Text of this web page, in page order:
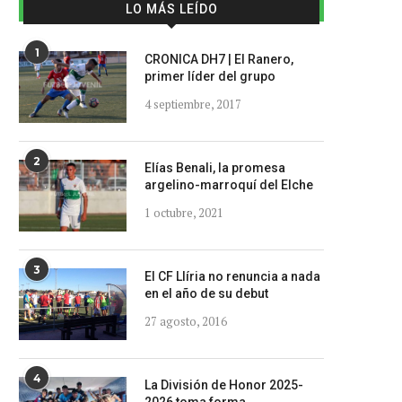
LO MÁS LEÍDO
1
CRONICA DH7 | El Ranero,
primer líder del grupo
4 septiembre, 2017
2
Elías Benali, la promesa
argelino-marroquí del Elche
1 octubre, 2021
3
El CF Llíria no renuncia a nada
en el año de su debut
27 agosto, 2016
4
La División de Honor 2025-